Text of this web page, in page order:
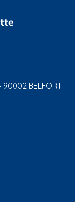
90002 BELFORT